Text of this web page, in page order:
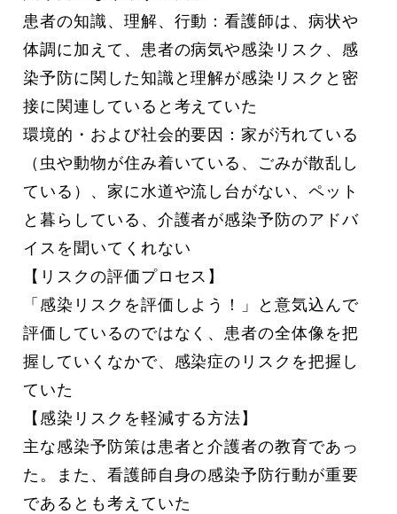
患者の知識、理解、行動：看護師は、病状や
体調に加えて、患者の病気や感染リスク、感
染予防に関した知識と理解が感染リスクと密
接に関連していると考えていた
環境的・および社会的要因：家が汚れている
（虫や動物が住み着いている、ごみが散乱し
ている）、家に水道や流し台がない、ペット
と暮らしている、介護者が感染予防のアドバ
イスを聞いてくれない
【リスクの評価プロセス】
「感染リスクを評価しよう！」と意気込んで
評価しているのではなく、患者の全体像を把
握していくなかで、感染症のリスクを把握し
ていた
【感染リスクを軽減する方法】
主な感染予防策は患者と介護者の教育であっ
た。また、看護師自身の感染予防行動が重要
であるとも考えていた